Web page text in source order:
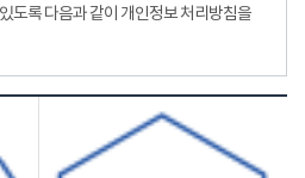
도록 다음과 같이 개인정보 처리방침을